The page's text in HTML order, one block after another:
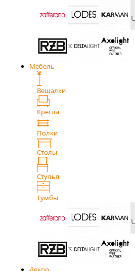
Мебель
Вешалки
Кресла
Полки
Столы
Стулья
Тумбы